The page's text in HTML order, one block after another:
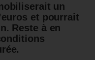
un
et pourrait
Reste à en